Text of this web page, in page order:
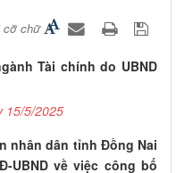
cỡ chữ
Tài chính do UBND
15/5/2025
nhân dân tỉnh Đồng Nai
UBND về việc công bố